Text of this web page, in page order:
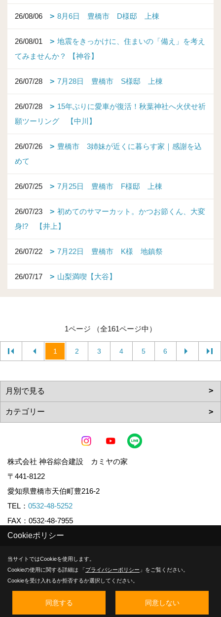
26/08/06 8月6日 豊橋市 D様邸 上棟
26/08/01
地震をきっかけに、住まいの「備え」を考え
てみませんか？ 【神谷】
26/07/28 7月28日 豊橋市 S様邸 上棟
26/07/28
15年ぶりに愛車が復活！秋葉神社へ火伏せ祈
願ツーリング 【中川】
26/07/26
豊橋市 3姉妹が近くに暮らす家｜感謝を込
めて
26/07/25 7月25日 豊橋市 F様邸 上棟
26/07/23
初めてのサマーカット。かつお節くん、大変
身!? 【井上】
26/07/22 7月22日 豊橋市 K様 地鎮祭
26/07/17 山梨満喫【大谷】
1ページ （全161ページ中）
1 2 3 4 5 6
株式会社 神谷綜合建設 カミヤの家
〒441-8122
愛知県豊橋市天伯町豊216-2
TEL： 0532-48-5252
FAX：0532-48-7955
Copyright (c) KAMIYA CO.,LTD. All Rights Reserved.
Produced byゴデスクリエイト
Cookieポリシー
当サイトではCookieを使用します。
Cookieの使用に関する詳細は 「プライバシーポリシー 」をご覧ください。
Cookieを受け入れるか拒否するか選択してください。
同意する 同意しない